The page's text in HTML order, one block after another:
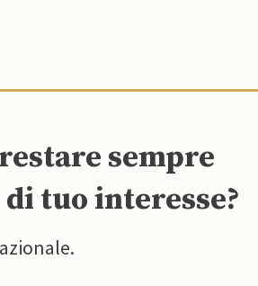
sempre
tuo interesse?